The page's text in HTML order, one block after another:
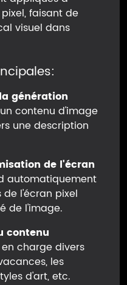
faisant de
visuel dans
génération
contenu d'image
une description
de l'écran
automatiquement
l'écran pixel
de l'image.
contenu
en charge divers
les
d'art, etc.